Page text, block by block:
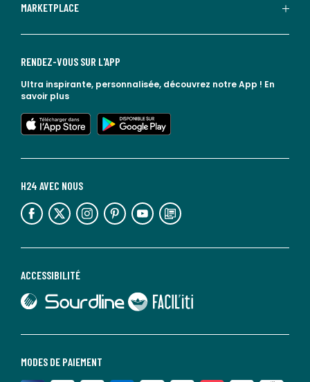
MARKETPLACE
MODES DE PAIEMENT
ACCESSIBILITÉ
lien vers Sourdline
lien vers Faciliti
H24 AVEC NOUS
lien vers l'espace réseaux sociaux lien vers l'espace réseaux sociaux lien vers l'espace réseaux sociaux lien vers l'espace réseaux sociaux lien vers l'espace réseaux sociaux lien vers le blog la redoute
RENDEZ-VOUS SUR L'APP
Ultra inspirante, personnalisée, découvrez notre App ! En
savoir plus
lien vers l'app store
lien vers google play